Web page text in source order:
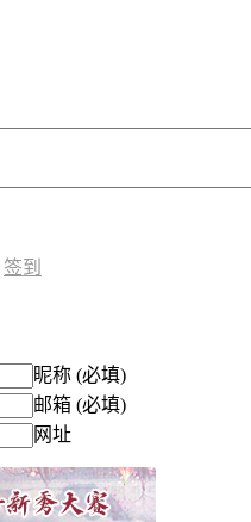
签到
昵称 (必填)
邮箱 (必填)
网址